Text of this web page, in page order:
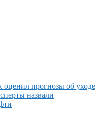
оценил прогнозы об уходе
назвали